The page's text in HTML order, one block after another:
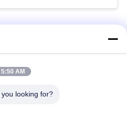
Alle
Ultraschall-
5:50 AM
looking for?